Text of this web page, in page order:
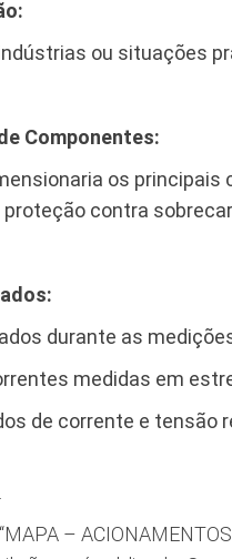
ou situações
Componentes:
os
contra
durante as
medidas em
de corrente e tensão
–